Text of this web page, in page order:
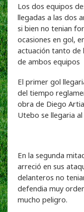
Los dos equipos
llegadas a las dos
si bien no tenian
ocasiones en gol,
actuación tanto de
de ambos equipos
El primer gol
del tiempo
obra de Diego
Utebo se llegaria
En la segunda
arreció en sus
delanteros no
defendia muy
mucho peligro.